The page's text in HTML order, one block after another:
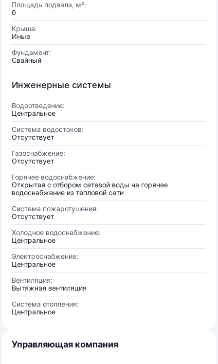
Площадь подвала, м²:
0
Крыша:
Иные
Фундамент:
Свайный
Инженерные системы
Водоотведение:
Центральное
Система водостоков:
Отсутствует
Газоснабжение:
Отсутствует
Горячее водоснабжение:
Открытая с отбором сетевой воды на горячее
водоснабжение из тепловой сети
Система пожаротушения:
Отсутствует
Холодное водоснабжение:
Центральное
Электроснабжение:
Центральное
Вентиляция:
Вытяжная вентиляция
Система отопления:
Центральное
Управляющая компания